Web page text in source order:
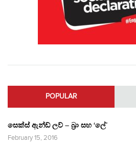
POPULAR
සෙක්ස් ඇන්ඩ් ලව් – බ්‍රා සහ ‘ලේ’
February 15, 2016